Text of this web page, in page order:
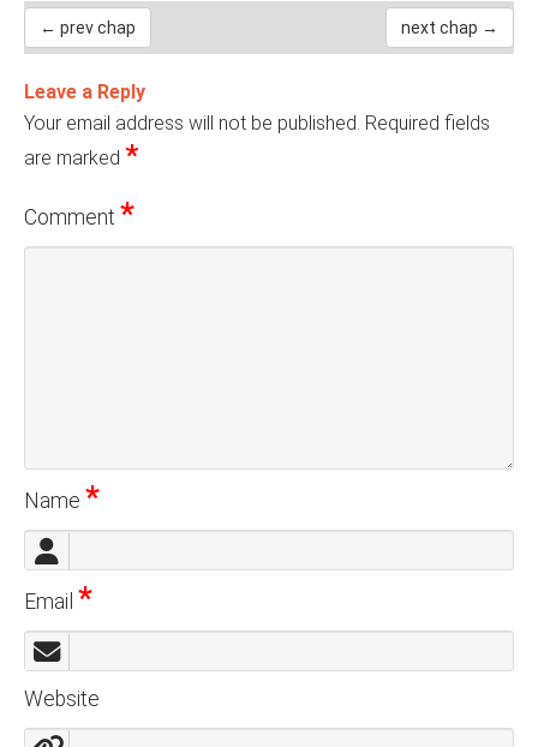
← prev chap next chap →
Leave a Reply
Your email address will not be published. Required fields
are marked *
Comment *
Name *
Email *
Website